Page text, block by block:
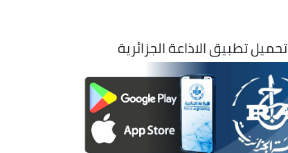
تحميل تطبيق الاذاعة الجزائرية